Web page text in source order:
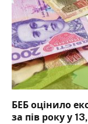
БЕБ оцінило
за пів року у